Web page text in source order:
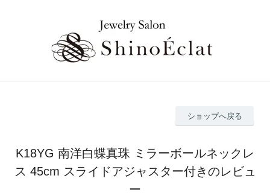
ショップへ戻る
K18YG 南洋白蝶真珠 ミラーボールネックレ
ス 45cm スライドアジャスター付きのレビュ
ー